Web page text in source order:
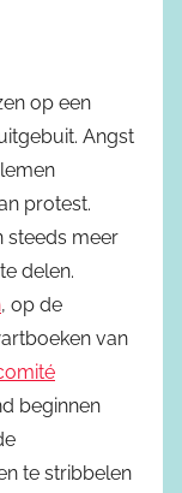
op een
Angst
protest.
steeds meer
delen.
, op de
van
beginnen
te stribbelen